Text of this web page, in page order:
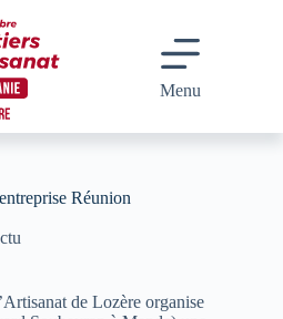
Menu
Réunion
de Lozère organise